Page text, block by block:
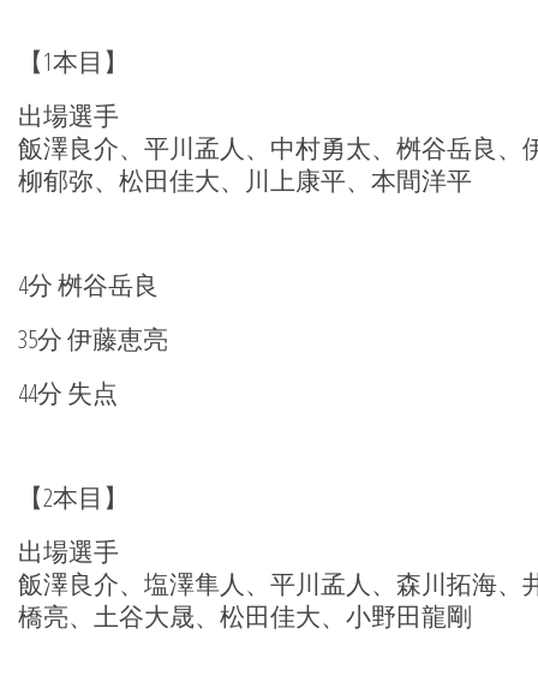
【1本目】
出場選手
飯澤良介、平川孟人、中村勇太、桝谷岳良、
柳郁弥、松田佳大、川上康平、本間洋平
4分 桝谷岳良
35分 伊藤恵亮
44分 失点
【2本目】
出場選手
飯澤良介、塩澤隼人、平川孟人、森川拓海、
橋亮、土谷大晟、松田佳大、小野田龍剛